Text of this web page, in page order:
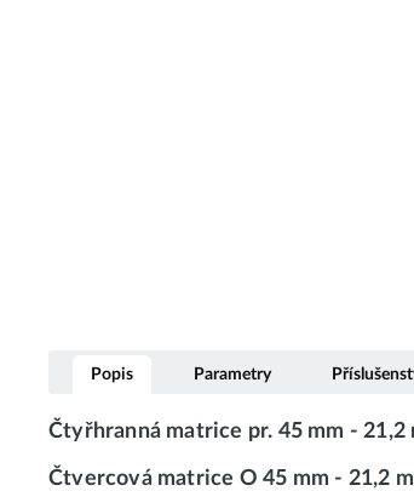
Popis Parametry
Čtyřhranná matrice pr. 45 mm - 21,2
Čtvercová matrice O 45 mm - 21,2